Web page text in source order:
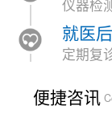
仪器检
就医后
定期复
便捷咨讯